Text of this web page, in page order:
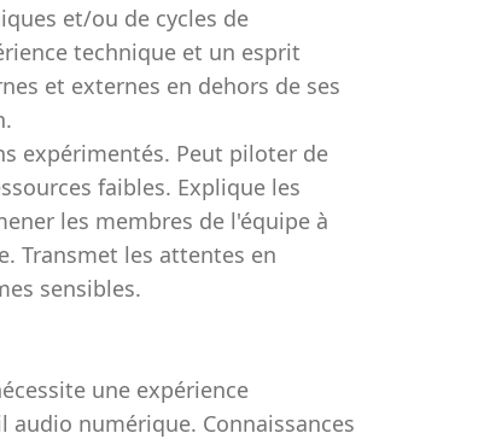
et/ou de cycles de
technique et un esprit
et externes en dehors de ses
expérimentés. Peut piloter de
faibles. Explique les
les membres de l'équipe à
Transmet les attentes en
sensibles.
une expérience
numérique. Connaissances